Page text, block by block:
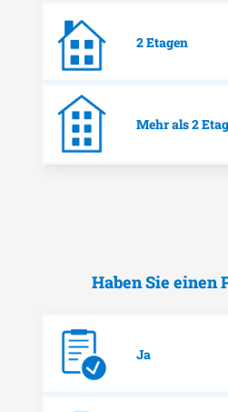
2 Etagen
Mehr als 2
Haben Sie einen
Ja